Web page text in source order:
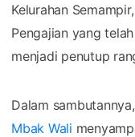
Kelurahan
Pengajian yang
menjadi penutup
Dalam
Mbak Wali